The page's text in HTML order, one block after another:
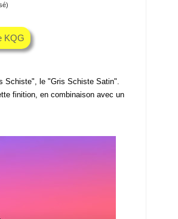
KQG
Schiste", le "Gris Schiste Satin".
finition, en combinaison avec un